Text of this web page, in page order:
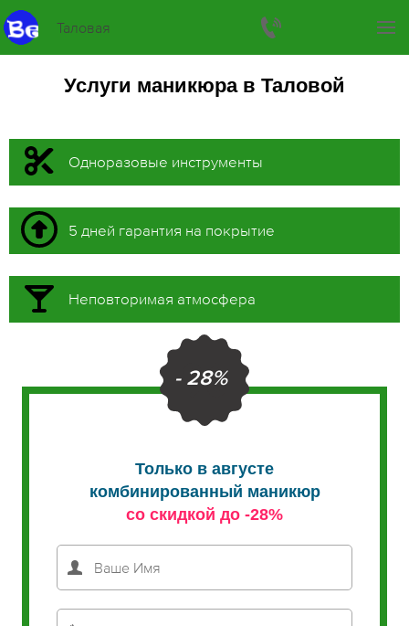
Таловая
Услуги маникюра в Таловой
Одноразовые инструменты
5 дней гарантия на покрытие
Неповторимая атмосфера
- 28%
Только в августе
комбинированный маникюр
со скидкой до -28%